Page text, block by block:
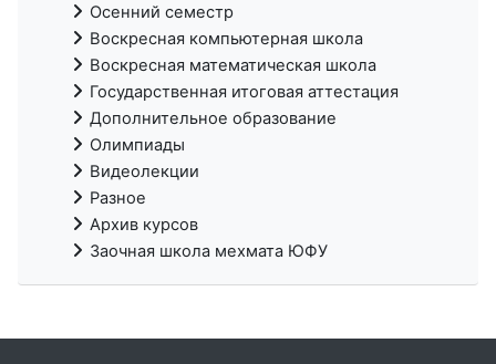
Осенний семестр
Воскресная компьютерная школа
Воскресная математическая школа
Государственная итоговая аттестация
Дополнительное образование
Олимпиады
Видеолекции
Разное
Архив курсов
Заочная школа мехмата ЮФУ